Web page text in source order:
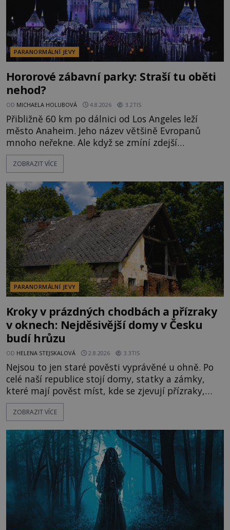
PARANORMÁLNÍ JEVY
Hororové zábavní parky: Straší tu oběti
nehod?
OD MICHAELA HOLUBOVÁ 4.8.2026 3.2TIS
Přibližně 60 km po dálnici od Los Angeles leží
město Anaheim. Jeho název většině Evropanů
mnoho neřekne. Ale když se zmíní zdejší
Disneyland, je hned jasno. Zábavní park vyroste na
poklidném místě bývalého sadu pomerančovníků.
kolem 17 000 000 zábavychtivých lidí ročně. A ač je
velká snaha to utajit, někteří z
ZOBRAZIT VÍCE
PARANORMÁLNÍ JEVY
Kroky v prázdných chodbách a přízraky
v oknech: Nejděsivější domy v Česku
budí hrůzu
OD HELENA STEJSKALOVÁ 2.8.2026 3.3TIS
Nejsou to jen staré pověsti vyprávěné u ohně. Po
celé naší republice stojí domy, statky a zámky,
které mají pověst míst, kde se zjevují přízraky,
ozývají nevysvětlitelné zvuky nebo se dějí podivné
jevy. Zatímco historici většinou hledají racionální
lokality vykazují nápadně podobná svědectví po
celé generace. A právě tato opakující se svědectví
ZOBRAZIT VÍCE